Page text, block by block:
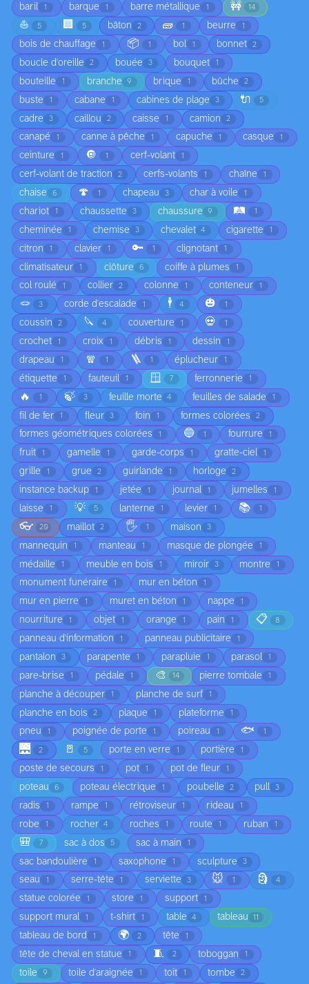
baril 1 barque 1 barre métallique 1 🚧 14
⛵ 5 🏢 5 bâton 2 🧱 1 beurre 1
bois de chauffage 1 📦 1 bol 1 bonnet 2
boucle d'oreille 2 bouée 3 bouquet 1
bouteille 1 branche 9 brique 1 bûche 2
buste 1 cabane 1 cabines de plage 3 🔌 5
cadre 3 caillou 2 caisse 1 camion 2
canapé 1 canne à pêche 1 capuche 1 casque 1
ceinture 1 🔘 1 cerf-volant 1
cerf-volant de traction 2 cerfs-volants 1 chaîne 1
chaise 6 🍄 1 chapeau 3 char à voile 1
chariot 1 chaussette 3 chaussure 9 🛤️ 1
cheminée 1 chemise 3 chevalet 4 cigarette 1
citron 1 clavier 1 🔑 1 clignotant 1
climatisateur 1 clôture 6 coiffe à plumes 1
col roulé 1 collier 2 colonne 1 conteneur 1
🪢 3 corde d'escalade 1 🕴️ 4 🎃 1
coussin 2 🔪 4 couverture 1 💀 1
crochet 1 croix 1 débris 1 dessin 1
drapeau 1 🧣 1 🪜 1 éplucheur 1
étiquette 1 fauteuil 1 🪟 7 ferronnerie 1
🔥 1 🍃 3 feuille morte 4 feuilles de salade 1
fil de fer 1 fleur 3 foin 1 formes colorées 2
formes géométriques colorées 1 🔵 1 fourrure 1
fruit 1 gamelle 1 garde-corps 1 gratte-ciel 1
grille 1 grue 2 guirlande 1 horloge 2
instance backup 1 jetée 1 journal 1 jumelles 1
laisse 1 💡 5 lanterne 1 levier 1 📚 1
👓 20 maillot 2 🖐️ 1 maison 3
mannequin 1 manteau 1 masque de plongée 1
médaille 1 meuble en bois 1 miroir 3 montre 1
monument funéraire 1 mur en béton 1
mur en pierre 1 muret en béton 1 nappe 1
nourriture 1 objet 1 orange 1 pain 1 📋 8
panneau d'information 1 panneau publicitaire 1
pantalon 3 parapente 1 parapluie 1 parasol 1
pare-brise 1 pédale 1 🎨 14 pierre tombale 1
planche à découper 1 planche de surf 1
planche en bois 2 plaque 1 plateforme 1
pneu 1 poignée de porte 1 poireau 1 🐟 1
🌉 2 🚪 5 porte en verre 1 portière 1
poste de secours 1 pot 1 pot de fleur 1
poteau 6 poteau électrique 1 poubelle 2 pull 3
radis 1 rampe 1 rétroviseur 1 rideau 1
robe 1 rocher 4 roches 1 route 1 ruban 1
🎒 7 sac à dos 5 sac à main 1
sac bandoulière 1 saxophone 1 sculpture 3
seau 1 serre-tête 1 serviette 3 🐭 1 🗿 4
statue colorée 1 store 1 support 1
support mural 1 t-shirt 1 table 4 tableau 11
tableau de bord 1 🌍 2 tête 1
tête de cheval en statue 1 🧵 2 toboggan 1
toile 9 toile d'araignée 1 toit 1 tombe 2